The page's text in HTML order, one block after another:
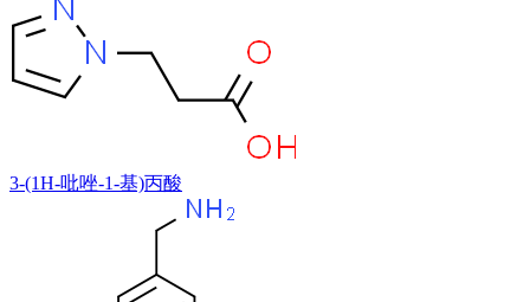
3-(1H-吡唑-1-基)丙酸